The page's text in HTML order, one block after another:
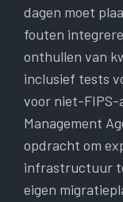
dagen moet
fouten
onthullen van
inclusief tests
voor niet-FIPS-
Management
opdracht om
infrastructuur
eigen